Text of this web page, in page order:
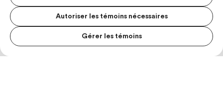
Autoriser les témoins nécessaires
Gérer les témoins
MENU